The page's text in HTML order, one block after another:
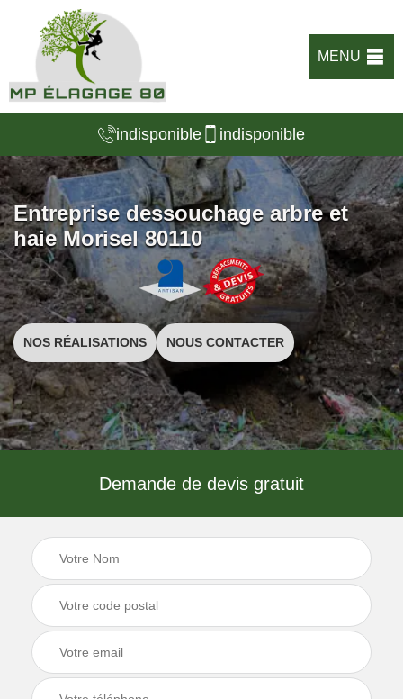
MENU
indisponible indisponible
Entreprise dessouchage arbre et
haie Morisel 80110
NOS RÉALISATIONS NOUS CONTACTER
Demande de devis gratuit